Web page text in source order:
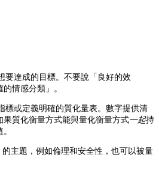
要達成的目標。不要說「良好的效
情感分類」。
標或定義明確的質化量表。數字提供清
質化衡量方式能與量化衡量方式一起持
主題，例如倫理和安全性，也可以被量